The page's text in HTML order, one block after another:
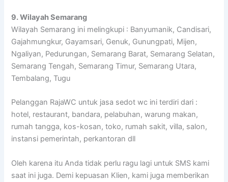
9. Wilayah Semarang
Wilayah Semarang ini melingkupi : Banyumanik, Candisari,
Gajahmungkur, Gayamsari, Genuk, Gunungpati, Mijen,
Ngaliyan, Pedurungan, Semarang Barat, Semarang Selatan,
Semarang Tengah, Semarang Timur, Semarang Utara,
Tembalang, Tugu
Pelanggan RajaWC untuk jasa sedot wc ini terdiri dari :
hotel, restaurant, bandara, pelabuhan, warung makan,
rumah tangga, kos-kosan, toko, rumah sakit, villa, salon,
instansi pemerintah, perkantoran dll
Oleh karena itu Anda tidak perlu ragu lagi untuk SMS kami
saat ini juga. Demi kepuasan Klien, kami juga memberikan